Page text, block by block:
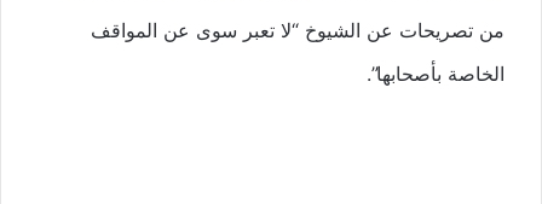
من تصريحات عن الشيوخ “لا تعبر سوى عن المواقف
الخاصة بأصحابها”.